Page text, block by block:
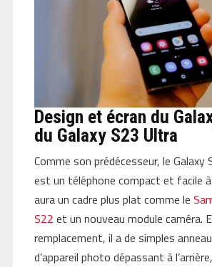
Design et écran du
du Galaxy S23 Ultra
Comme son prédécesseur, le Galaxy
est un téléphone compact et facile à
aura un cadre plus plat comme le
S22 et un nouveau module caméra.
remplacement, il a de simples
d’appareil photo dépassant à l’arrière,